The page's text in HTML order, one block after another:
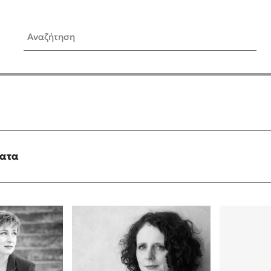
Αναζήτηση
είναι «το πρόβλημα»
αγνοείς
Τι είναι η
Δανάη Δεληγεώργη απαντά!
Συγχαρητήρια, Πέθανες!